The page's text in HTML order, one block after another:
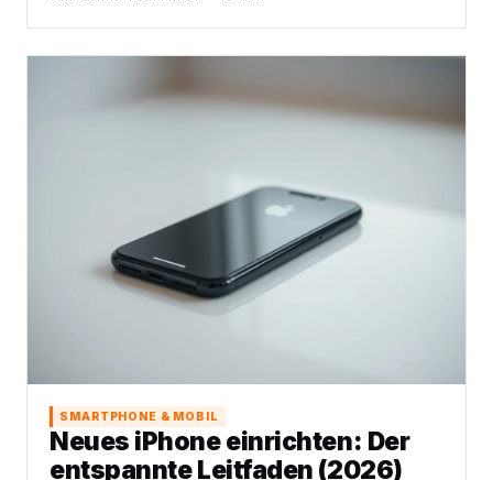
SMARTPHONE & MOBIL
Neues iPhone einrichten: Der
entspannte Leitfaden (2026)